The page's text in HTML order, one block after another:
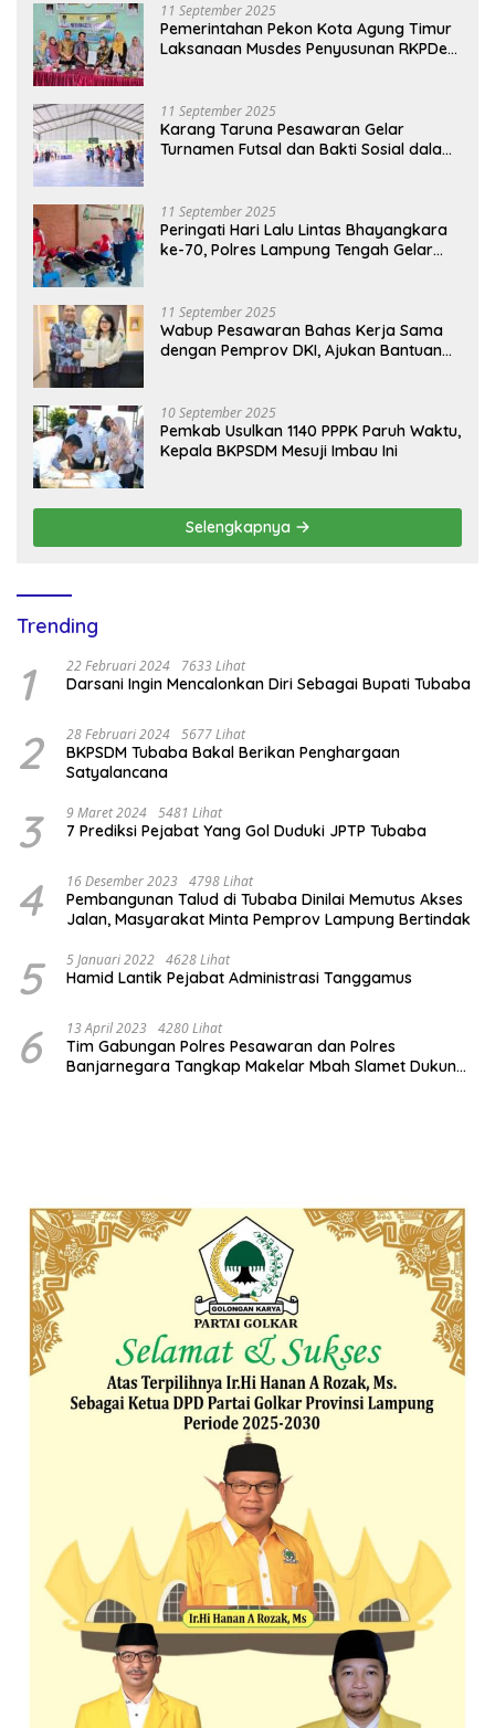
11 September 2025
Pemerintahan Pekon Kota Agung Timur
Laksanaan Musdes Penyusunan RKPDes
11 September 2025
Karang Taruna Pesawaran Gelar
Turnamen Futsal dan Bakti Sosial dalam
11 September 2025
Peringati Hari Lalu Lintas Bhayangkara
ke-70, Polres Lampung Tengah Gelar
11 September 2025
Wabup Pesawaran Bahas Kerja Sama
dengan Pemprov DKI, Ajukan Bantuan
10 September 2025
Pemkab Usulkan 1140 PPPK Paruh Waktu,
Kepala BKPSDM Mesuji Imbau Ini
Selengkapnya
Trending
1 22 Februari 2024 7633 Lihat
Darsani Ingin Mencalonkan Diri Sebagai Bupati Tubaba
2 28 Februari 2024 5677 Lihat
BKPSDM Tubaba Bakal Berikan Penghargaan
Satyalancana
3 9 Maret 2024 5481 Lihat
7 Prediksi Pejabat Yang Gol Duduki JPTP Tubaba
4 16 Desember 2023 4798 Lihat
Pembangunan Talud di Tubaba Dinilai Memutus Akses
Jalan, Masyarakat Minta Pemprov Lampung Bertindak
5 5 Januari 2022 4628 Lihat
Hamid Lantik Pejabat Administrasi Tanggamus
6 13 April 2023 4280 Lihat
Tim Gabungan Polres Pesawaran dan Polres
Banjarnegara Tangkap Makelar Mbah Slamet Dukun